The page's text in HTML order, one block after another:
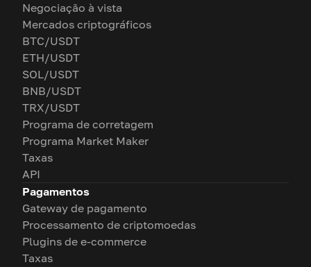
Negociação à vista
Mercados criptográficos
BTC/USDT
ETH/USDT
SOL/USDT
BNB/USDT
TRX/USDT
Programa de corretagem
Programa Market Maker
Taxas
API
Pagamentos
Gateway de pagamento
Processamento de criptomoedas
Plugins de e-commerce
Taxas